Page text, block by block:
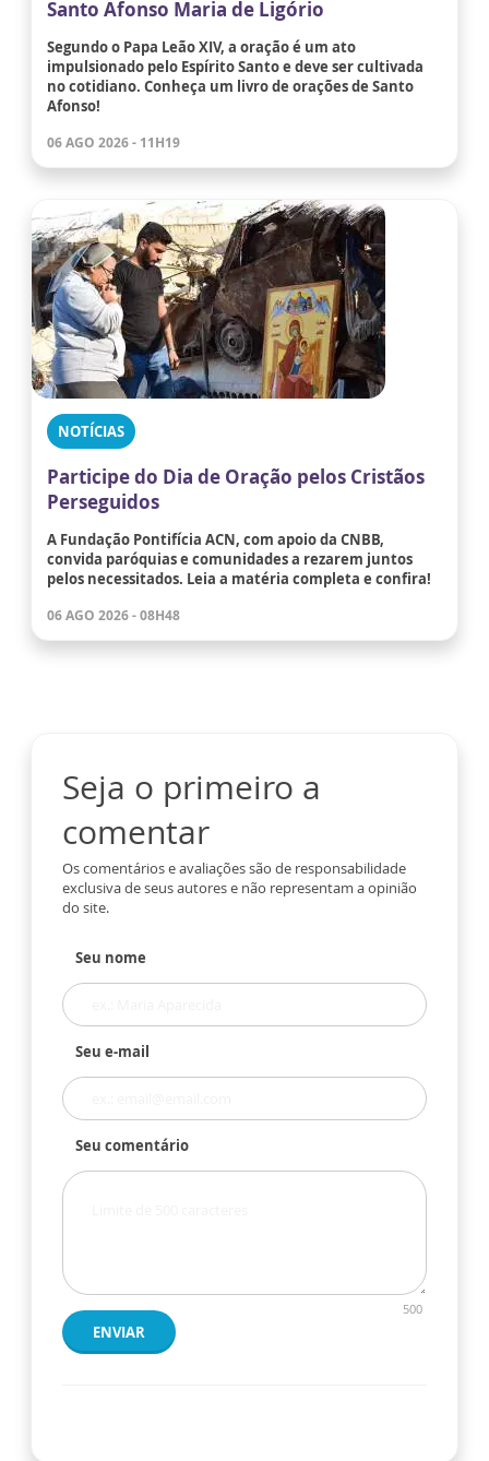
Santo Afonso Maria de Ligório
Segundo o Papa Leão XIV, a oração é um ato
impulsionado pelo Espírito Santo e deve ser cultivada
no cotidiano. Conheça um livro de orações de Santo
Afonso!
06 AGO 2026 - 11H19
NOTÍCIAS
Participe do Dia de Oração pelos Cristãos
Perseguidos
A Fundação Pontifícia ACN, com apoio da CNBB,
convida paróquias e comunidades a rezarem juntos
pelos necessitados. Leia a matéria completa e confira!
06 AGO 2026 - 08H48
Seja o primeiro a
comentar
Os comentários e avaliações são de responsabilidade
exclusiva de seus autores e não representam a opinião
do site.
Seu nome
Seu e-mail
Seu comentário
500
ENVIAR